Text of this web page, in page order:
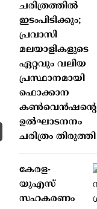
ചരിത്രത്തിൽ
ഇടംപിടിക്കും;
പ്രവാസി
മലയാളികളുടെ
ഏറ്റവും വലിയ
പ്രസ്ഥാനമായി
ഫൊക്കാന
കൺവെൻഷന്റെ
ഉൽഘാടനനം
ചരിത്രം തിരുത്തി
കേരള-
യുഎസ്
സഹകരണം